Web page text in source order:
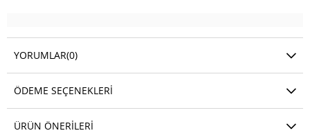
YORUMLAR(0)
ÖDEME SEÇENEKLERI
ÜRÜN ÖNERILERI